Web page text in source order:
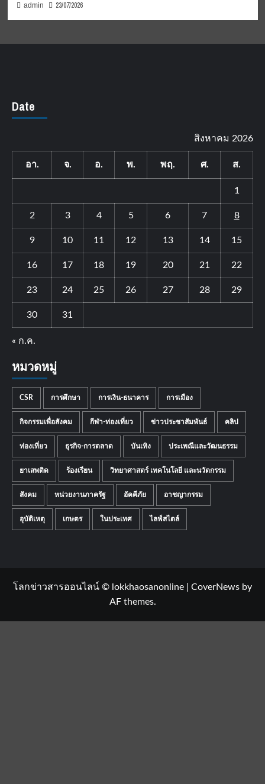
admin 23/07/2026
Date
สิงหาคม 2026
อา. จ. อ. พ. พฤ. ศ. ส.
1
2 3 4 5 6 7 8
9 10 11 12 13 14 15
16 17 18 19 20 21 22
23 24 25 26 27 28 29
30 31
« ก.ค.
หมวดหมู่
CSR การศึกษา การเงิน-ธนาคาร การเมือง
กิจกรรมเพื่อสังคม กีฬา-ท่องเที่ยว ข่าวประชาสัมพันธ์ คลิป
ท่องเที่ยว ธุรกิจ-การตลาด บันเทิง ประเพณีและวัฒนธรรม
ยาเสพติด ร้องเรียน วิทยาศาสตร์ เทคโนโลยี และนวัตกรรม
สังคม หน่วยงานภาครัฐ อัคคีภัย อาชญากรรม
อุบัติเหตุ เกษตร ในประเทศ ไลฟ์สไตล์
โลกข่าวสารออนไลน์ © lokkhaosanonline CoverNews by
AF themes.